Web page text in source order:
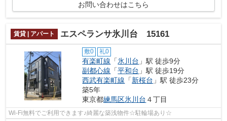
お問い合わせはこちら
賃貸 | アパート エスペランサ氷川台 15161
敷0 礼0
有楽町線 「氷川台 」駅 徒歩9分
副都心線 「平和台 」駅 徒歩19分
西武有楽町線 「新桜台 」駅 徒歩23分
築5年
東京都練馬区氷川台 ４丁目
Wi-Fi無料でご利用できます♪綺麗な築浅物件☆駐輪場あり☆